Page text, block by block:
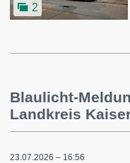
2
Blaulicht-
Landkreis
23.07.2026 – 16:56